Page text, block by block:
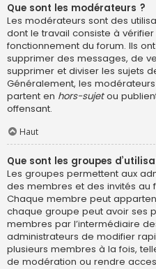
Que sont les modérateurs ?
Les modérateurs sont des
dont le travail consiste à
fonctionnement du forum. Ils
supprimer des messages, de
supprimer et diviser les sujets
Généralement, les
partent en hors-sujetou
offensant.
Haut
Que sont les groupes
Les groupes permettent aux
des membres et des invités au
Chaque membre peut
chaque groupe peut avoir ses
membres par l’intermédiaire
administrateurs de modifier
plusieurs membres à la fois,
de modération ou rendre